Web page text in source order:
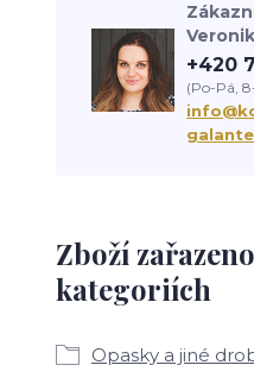
Zboží
kategoriích
Opasky a jiné
+420
(Po-Pá,